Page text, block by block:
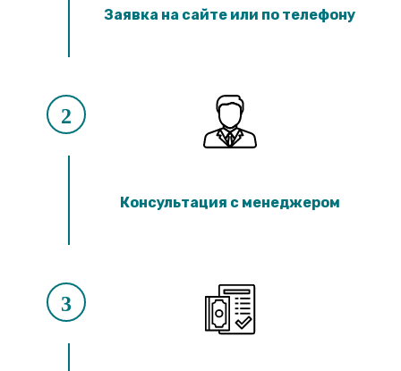
Лотки ЛК 75.60.60
Лотки ЛК 75.45.60
Лотки ЛК 300.150.45
Лотки ЛК 75.120.45
Лотки ЛК 75.90.45
Лотки ЛК 300.60.45
Лотки ЛК 75.60.30
Лотки ЛК 300.60.30
Лотки ЛК 300.45.30
Заявка на сайте или по телефону
2
Консультация с менеджером
3